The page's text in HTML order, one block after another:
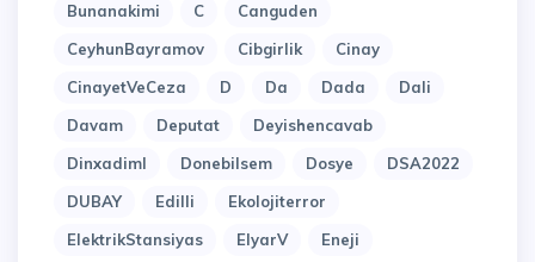
Bunanakimi
C
Canguden
CeyhunBayramov
Cibgirlik
Cinay
CinayetVeCeza
D Da Dada
Dali
Davam
Deputat
Deyishencavab
Dinxadiml
Donebilsem Dosye
DSA2022
DUBAY
Edilli
Ekolojiterror
ElektrikStansiyas
ElyarV
Eneji